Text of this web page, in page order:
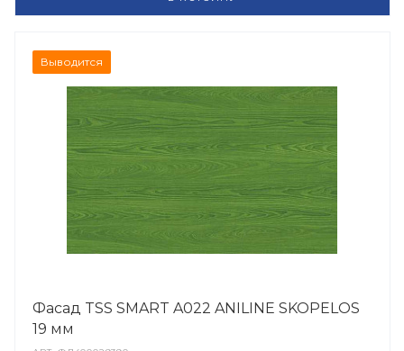
Выводится
Фасад TSS SMART A022 ANILINE SKOPELOS
19 мм